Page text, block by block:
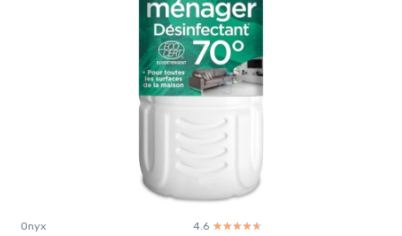
Onyx 4.6 ☆☆☆☆☆
★★★★★